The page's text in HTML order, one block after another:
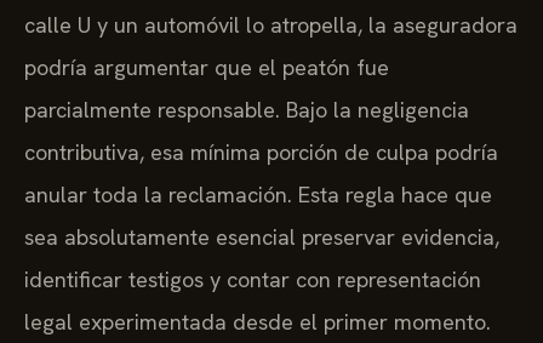
calle U y un automóvil lo atropella, la aseguradora
podría argumentar que el peatón fue
parcialmente responsable. Bajo la negligencia
contributiva, esa mínima porción de culpa podría
anular toda la reclamación. Esta regla hace que
sea absolutamente esencial preservar evidencia,
identificar testigos y contar con representación
legal experimentada desde el primer momento.